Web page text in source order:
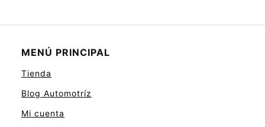
MENÚ PRINCIPAL
Tienda
Blog Automotríz
Mi cuenta